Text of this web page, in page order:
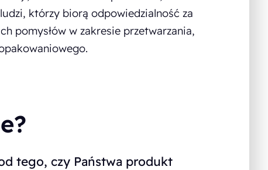
którzy biorą odpowiedzialność za
pomysłów w zakresie przetwarzania,
tego, czy Państwa produkt